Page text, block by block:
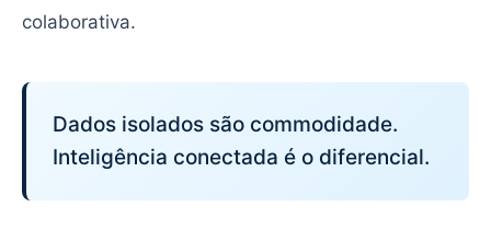
colaborativa.
Dados isolados são commodidade.
Inteligência conectada é o diferencial.